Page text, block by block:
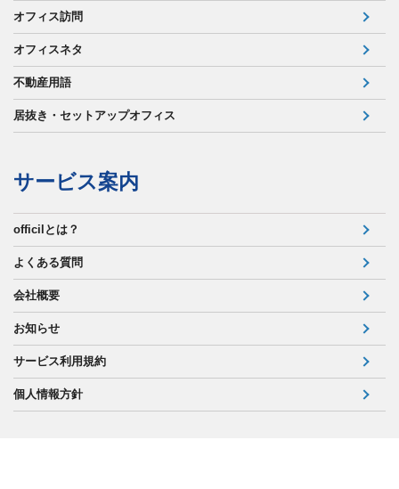
オフィス訪問
オフィスネタ
不動産用語
居抜き・セットアップオフィス
サービス案内
officilとは？
よくある質問
会社概要
お知らせ
サービス利用規約
個人情報方針